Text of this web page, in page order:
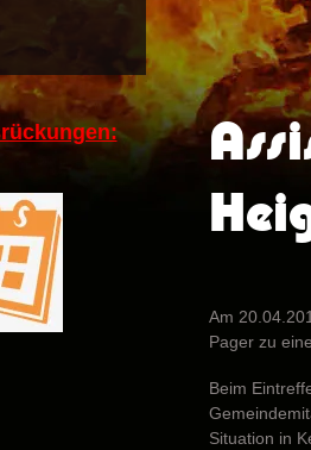
Am
Pager zu
Beim
Situation in